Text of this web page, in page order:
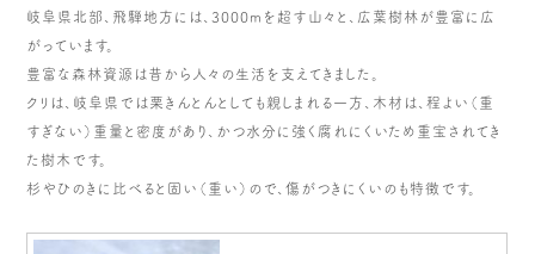
岐阜県北部、飛騨地方には、3000mを超す山々と、広葉樹林が豊富に広
がっています。
豊富な森林資源は昔から人々の生活を支えてきました。
クリは、岐阜県では栗きんとんとしても親しまれる一方、木材は、程よい（重
すぎない）重量と密度があり、かつ水分に強く腐れにくいため重宝されてき
た樹木です。
杉やひのきに比べると固い（重い）ので、傷がつきにくいのも特徴です。